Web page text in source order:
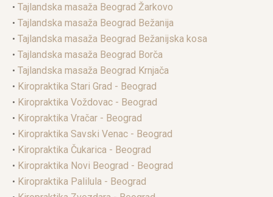
• Tajlandska masaža Beograd Žarkovo
• Tajlandska masaža Beograd Bežanija
• Tajlandska masaža Beograd Bežanijska kosa
• Tajlandska masaža Beograd Borča
• Tajlandska masaža Beograd Krnjača
• Kiropraktika Stari Grad - Beograd
• Kiropraktika Voždovac - Beograd
• Kiropraktika Vračar - Beograd
• Kiropraktika Savski Venac - Beograd
• Kiropraktika Čukarica - Beograd
• Kiropraktika Novi Beograd - Beograd
• Kiropraktika Palilula - Beograd